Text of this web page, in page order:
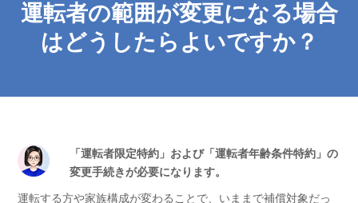
運転者の範囲が変更になる場合
はどうしたらよいですか？
「運転者限定特約」および「運転者年齢条件特約」の
変更手続きが必要になります。
運転する方や家族構成が変わることで、いままで補償対象だっ